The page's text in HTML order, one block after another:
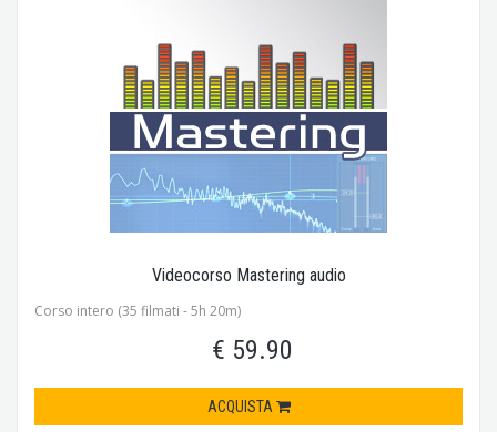
Videocorso Mastering audio
Corso intero (35 filmati - 5h 20m)
€ 59.90
ACQUISTA